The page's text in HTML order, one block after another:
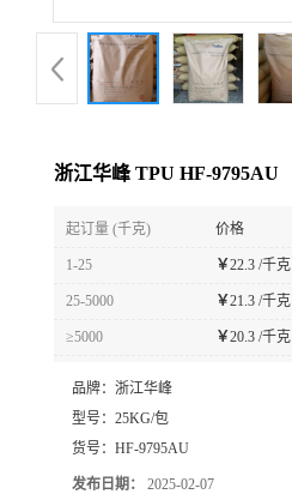
浙江华峰 TPU HF-9795AU
起订量 (千克) 价格
1-25 ￥22.3 /千克
25-5000 ￥21.3 /千克
≥5000 ￥20.3 /千克
品牌： 浙江华峰
型号： 25KG/包
货号： HF-9795AU
发布日期： 2025-02-07